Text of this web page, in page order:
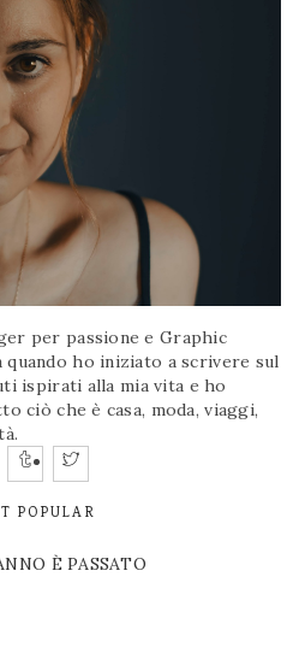
per passione e Graphic
ho iniziato a scrivere sul
ispirati alla mia vita e ho
ciò che è casa, moda, viaggi,
POPULAR
È PASSATO